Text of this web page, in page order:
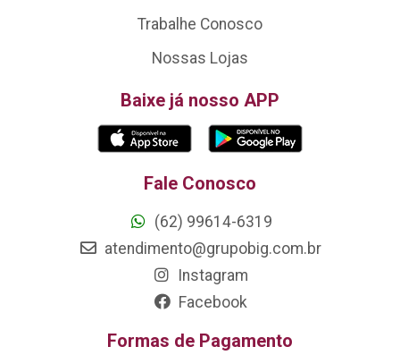
Trabalhe Conosco
Nossas Lojas
Baixe já nosso APP
Fale Conosco
(62) 99614-6319
atendimento@grupobig.com.br
Instagram
Facebook
Formas de Pagamento